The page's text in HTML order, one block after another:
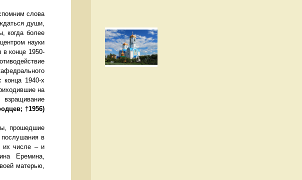
слова
души,
когда более
науки
конце 1950-
конца 1940-х
на
взращивание
†1956)
прошедшие
в
их числе – и
Еремина,
матерью,